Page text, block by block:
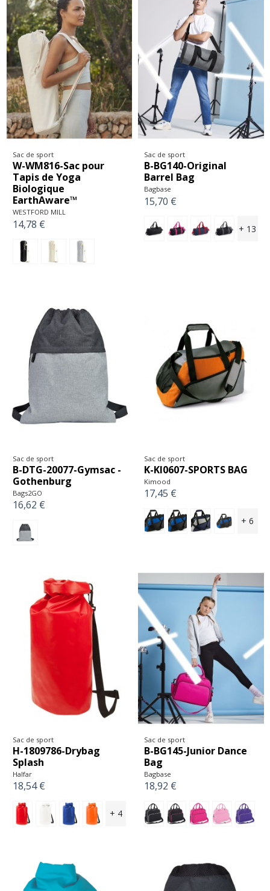
Sac de sport
W-WM816-Sac pour
Tapis de Yoga
Biologique
EarthAware™
WESTFORD MILL
14,78 €
Sac de sport
B-BG140-Original
Barrel Bag
Bagbase
15,70 €
+ 13
Sac de sport
B-DTG-20077-Gymsac -
Gothenburg
Bags2GO
16,62 €
Sac de sport
K-KI0607-SPORTS BAG
Kimood
17,45 €
+ 6
Sac de sport
H-1809786-Drybag
Splash
Halfar
18,54 €
+ 4
Sac de sport
B-BG145-Junior Dance
Bag
Bagbase
18,92 €